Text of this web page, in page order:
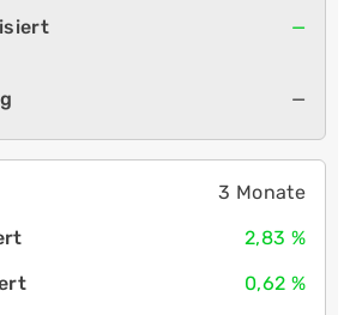
—
—
3 Monate
2,83 %
0,62 %